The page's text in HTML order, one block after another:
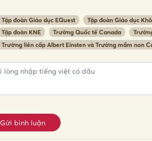
Tập đoàn Giáo dục EQuest Tập đoàn Giáo dục
Tập đoàn KNE
Trường Quốc tế Canada
Trường liên cấp Albert Einsten và Trường mầm non
Gửi bình luận